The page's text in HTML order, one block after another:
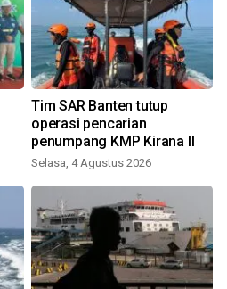
Tim SAR Banten tutup
operasi pencarian
penumpang KMP Kirana II
Selasa, 4 Agustus 2026